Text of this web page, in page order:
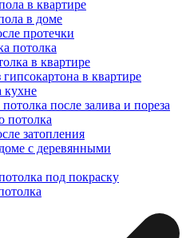
в квартире
в доме
протечки
потолка
в квартире
в квартире
кухне
после залива и пореза
потолка
затопления
с деревянными
под покраску